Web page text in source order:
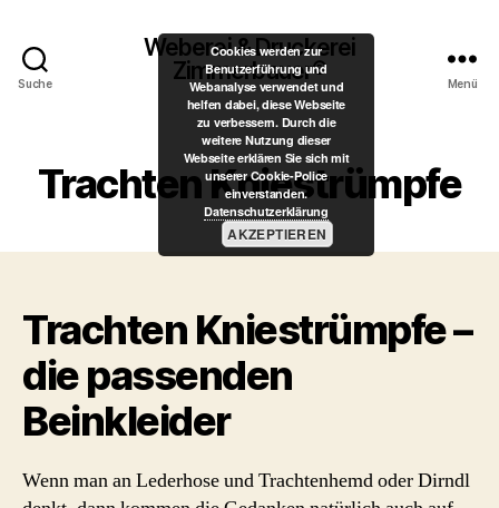
Suche
Weberei & Druckerei
Zimmerbauer®
Menü
Trachten Kniestrümpfe
Trachten Kniestrümpfe –
die passenden
Beinkleider
Wenn man an Lederhose und Trachtenhemd oder Dirndl
Cookies werden zur
Benutzerführung und
Webanalyse verwendet und
helfen dabei, diese Webseite
zu verbessern. Durch die
weitere Nutzung dieser
Webseite erklären Sie sich mit
unserer Cookie-Police
einverstanden.
Datenschutzerklärung
AKZEPTIEREN